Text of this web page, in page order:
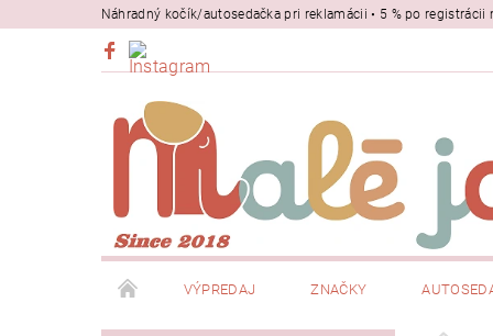
Náhradný kočík/autosedačka pri reklamácii • 5 % po
VÝPREDAJ ZNAČKY